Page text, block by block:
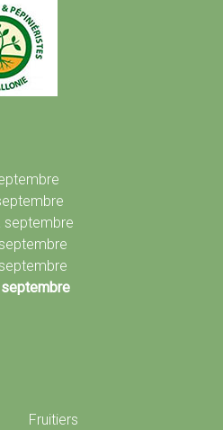
septembre
septembre
Fruitiers